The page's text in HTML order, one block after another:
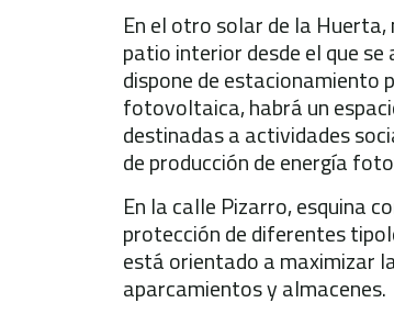
En el otro solar de la
patio interior desde el que
dispone de estacionamiento
fotovoltaica, habrá un
destinadas a actividades
de producción de energía
En la calle Pizarro, esquina
protección de diferentes
está orientado a maximizar
aparcamientos y almacenes.